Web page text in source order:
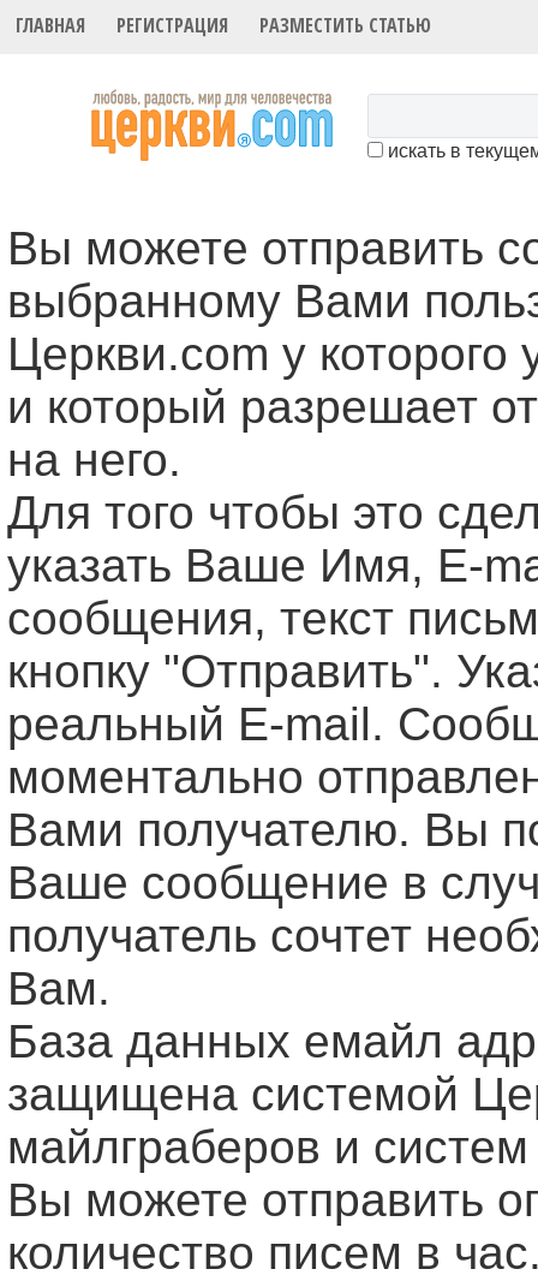
ГЛАВНАЯ РЕГИСТРАЦИЯ РАЗМЕСТИТЬ СТАТЬЮ
искать в
Вы можете отправить
выбранному Вами
Церкви.com у которого
и который разрешает
на него.
Для того чтобы это
указать Ваше Имя, Е-
сообщения, текст
кнопку "Отправить".
реальный E-mail.
моментально
Вами получателю. Вы
Ваше сообщение в
получатель сочтет
Вам.
База данных емайл
защищена системой
майлграберов и
Вы можете отправить
количество писем в